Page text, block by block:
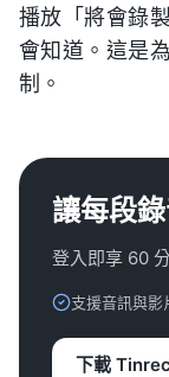
播放「將會錄
會知道。這是
制。
讓每段
登入即享 60
支援音訊與影
下載